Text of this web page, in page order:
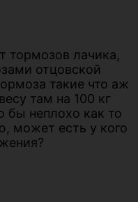
тормозов лачика,
отцовской
такие что аж
там на 100 кг
неплохо как то
может есть у кого